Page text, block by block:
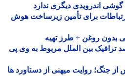
برای تأمین زیرساخت هوش
روغن + طرز تهیه
تا 70 درصد ترافیک بین الملل مربوط به وی پی
روایت میهنی از دستاورد ها